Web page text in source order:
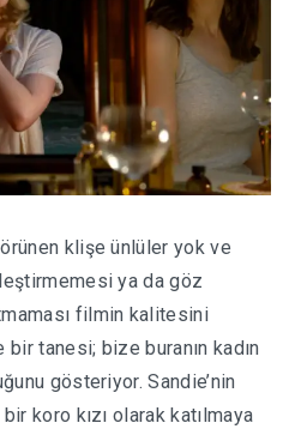
klişe ünlüler yok ve
ya da göz
filmin kalitesini
tanesi; bize buranın kadın
gösteriyor. Sandie’nin
koro kızı olarak katılmaya